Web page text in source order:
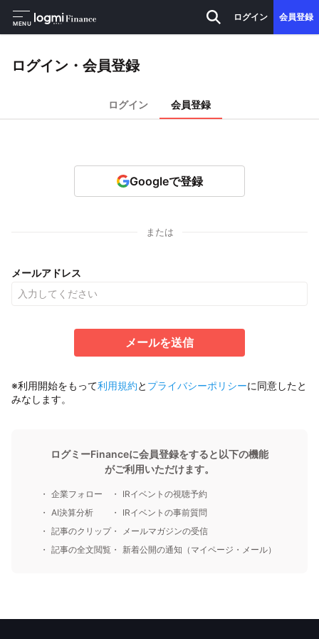
MENU
ログイン 会員登録
ログイン・会員登録
ログイン 会員登録
Googleで登録
または
メールアドレス
メールを送信
※利用開始をもって利用規約と プライバシーポリシーに同意したと
みなします。
ログミーFinanceに会員登録をすると以下の機能
がご利用いただけます。
企業フォロー
AI決算分析
記事のクリップ
記事の全文閲覧
IRイベントの視聴予約
IRイベントの事前質問
メールマガジンの受信
新着公開の通知（マイページ・メール）